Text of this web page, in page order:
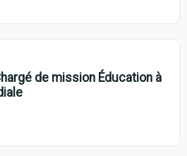
de mission Éducation à